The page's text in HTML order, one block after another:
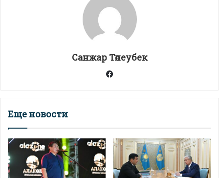
т
ь
Санжар Төлеубек
Facebook
Еще новости